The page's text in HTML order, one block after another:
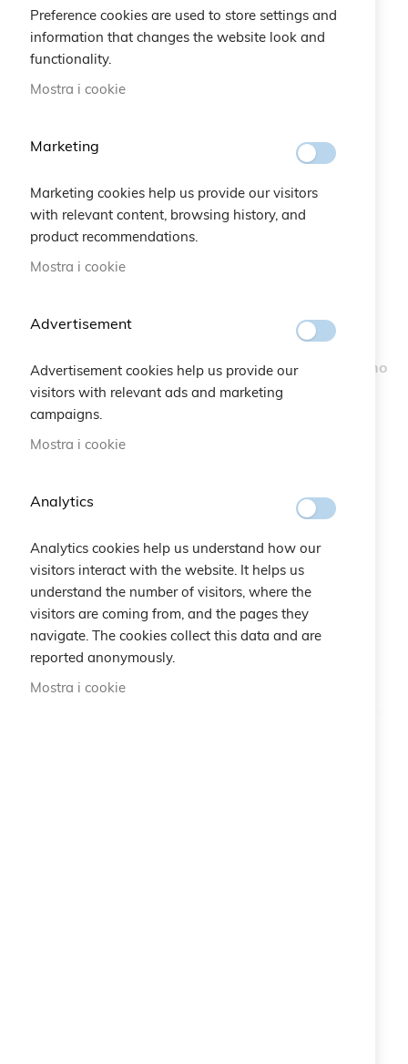
zodiaco pesca
Braccialetto Bilancia
20,00 €
Braccialetto Capricorno
Preference cookies are used to store settings and
information that changes the website look and
functionality.
Mostra i cookie
Marketing
Marketing cookies help us provide our visitors
with relevant content, browsing history, and
product recommendations.
Mostra i cookie
Advertisement
Advertisement cookies help us provide our
visitors with relevant ads and marketing
campaigns.
Mostra i cookie
Analytics
Analytics cookies help us understand how our
visitors interact with the website. It helps us
understand the number of visitors, where the
visitors are coming from, and the pages they
navigate. The cookies collect this data and are
reported anonymously.
Mostra i cookie